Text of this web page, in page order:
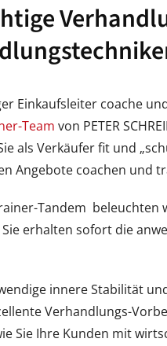
Einkaufsleiter coache
Team von PETER
als Verkäufer fit und
Angebote coachen und
Tandem beleuchten
Sie erhalten sofort die
innere Stabilität
Verhandlungs-
Sie Ihre Kunden mit